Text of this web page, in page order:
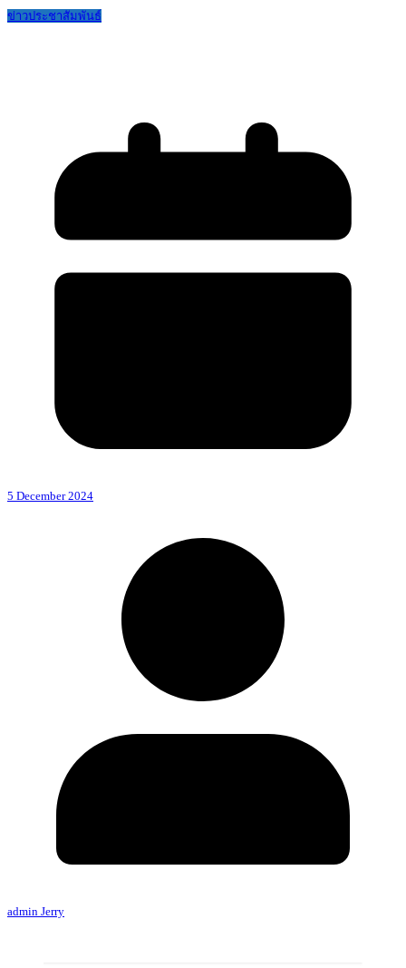
ข่าวประชาสัมพันธ์
5 December 2024
admin Jerry